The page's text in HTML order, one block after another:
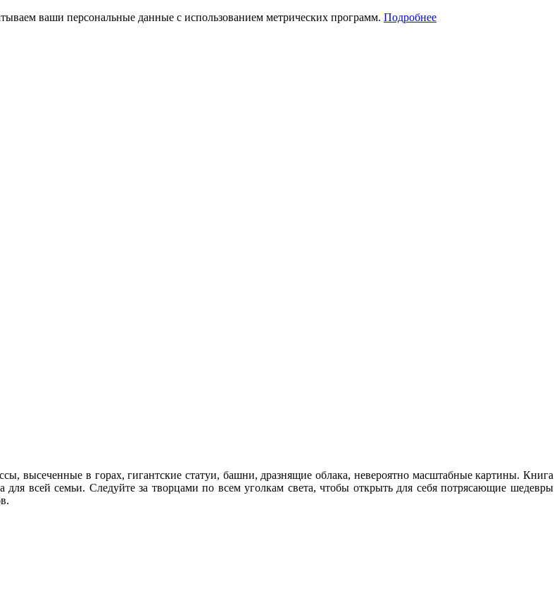
ваши персональные данные с использованием метрических программ. Подробнее
высеченные в горах, гигантские статуи, башни, дразнящие облака, невероятно масштабные картины. Книга
всей семьи. Следуйте за творцами по всем уголкам света, чтобы открыть для себя потрясающие шедевры